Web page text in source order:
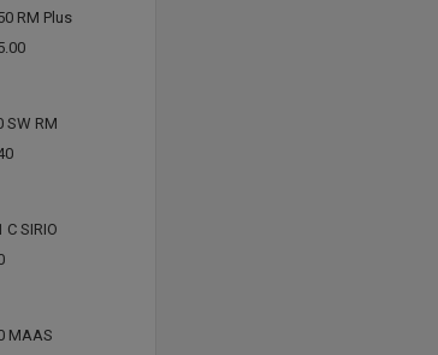
RM Plus
SW RM
C SIRIO
MAAS